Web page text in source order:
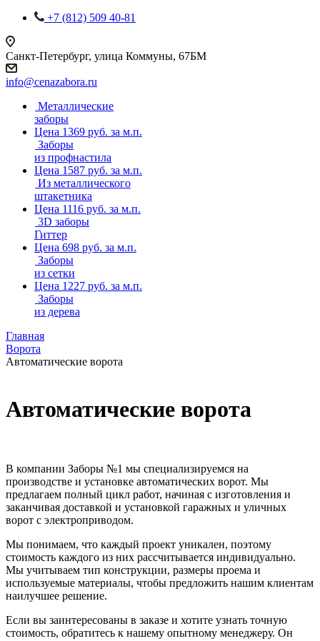
+7 (812) 509 40-81
Санкт-Петербург, улица Коммуны, 67БМ
info@cenazabora.ru
Металлические
заборы
Цена 1369 руб. за м.п.
Заборы
из профнастила
Цена 1587 руб. за м.п.
Из металлического
штакетника
Цена 1116 руб. за м.п.
3D заборы
Гиттер
Цена 698 руб. за м.п.
Заборы
из сетки
Цена 1227 руб. за м.п.
Заборы
из дерева
Главная
Ворота
Автоматические ворота
Автоматические ворота
В компании Заборы №1 мы специализируемся на
производстве и установке автоматических ворот. Мы
предлагаем полный цикл работ, начиная с изготовления и
заканчивая доставкой и установкой гаражных и уличных
ворот с электроприводом.
Мы понимаем, что каждый проект уникален, поэтому
стоимость каждого из них рассчитывается индивидуально.
Мы учитываем тип конструкции, размеры проема и
используемые материалы, чтобы предложить нашим клиентам
наилучшее решение.
Если вы заинтересованы в заказе и хотите узнать точную
стоимость, обратитесь к нашему опытному менеджеру. Он